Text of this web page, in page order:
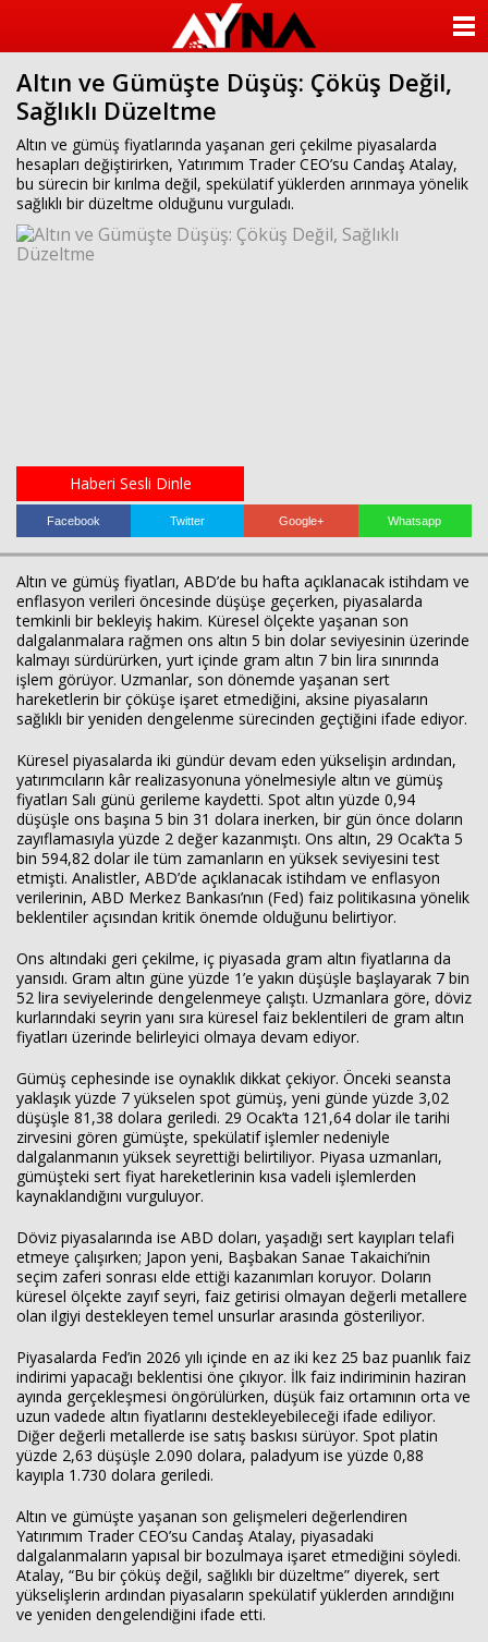
sohbet
cinsel
sohbet
sohbet
mobil
sohbet
islami
sohbetler
Altın ve Gümüşte Düşüş: Çöküş Değil,
Sağlıklı Düzeltme
Altın ve gümüş fiyatlarında yaşanan geri çekilme piyasalarda
hesapları değiştirirken, Yatırımım Trader CEO’su Candaş Atalay,
bu sürecin bir kırılma değil, spekülatif yüklerden arınmaya yönelik
sağlıklı bir düzeltme olduğunu vurguladı.
Haberi Sesli Dinle
Facebook Twitter Google+ Whatsapp
Altın ve gümüş fiyatları, ABD’de bu hafta açıklanacak istihdam ve
enflasyon verileri öncesinde düşüşe geçerken, piyasalarda
temkinli bir bekleyiş hakim. Küresel ölçekte yaşanan son
dalgalanmalara rağmen ons altın 5 bin dolar seviyesinin üzerinde
kalmayı sürdürürken, yurt içinde gram altın 7 bin lira sınırında
işlem görüyor. Uzmanlar, son dönemde yaşanan sert
hareketlerin bir çöküşe işaret etmediğini, aksine piyasaların
sağlıklı bir yeniden dengelenme sürecinden geçtiğini ifade ediyor.
Küresel piyasalarda iki gündür devam eden yükselişin ardından,
yatırımcıların kâr realizasyonuna yönelmesiyle altın ve gümüş
fiyatları Salı günü gerileme kaydetti. Spot altın yüzde 0,94
düşüşle ons başına 5 bin 31 dolara inerken, bir gün önce doların
zayıflamasıyla yüzde 2 değer kazanmıştı. Ons altın, 29 Ocak’ta 5
bin 594,82 dolar ile tüm zamanların en yüksek seviyesini test
etmişti. Analistler, ABD’de açıklanacak istihdam ve enflasyon
verilerinin, ABD Merkez Bankası’nın (Fed) faiz politikasına yönelik
beklentiler açısından kritik önemde olduğunu belirtiyor.
Ons altındaki geri çekilme, iç piyasada gram altın fiyatlarına da
yansıdı. Gram altın güne yüzde 1’e yakın düşüşle başlayarak 7 bin
52 lira seviyelerinde dengelenmeye çalıştı. Uzmanlara göre, döviz
kurlarındaki seyrin yanı sıra küresel faiz beklentileri de gram altın
fiyatları üzerinde belirleyici olmaya devam ediyor.
Gümüş cephesinde ise oynaklık dikkat çekiyor. Önceki seansta
yaklaşık yüzde 7 yükselen spot gümüş, yeni günde yüzde 3,02
düşüşle 81,38 dolara geriledi. 29 Ocak’ta 121,64 dolar ile tarihi
zirvesini gören gümüşte, spekülatif işlemler nedeniyle
dalgalanmanın yüksek seyrettiği belirtiliyor. Piyasa uzmanları,
gümüşteki sert fiyat hareketlerinin kısa vadeli işlemlerden
kaynaklandığını vurguluyor.
Döviz piyasalarında ise ABD doları, yaşadığı sert kayıpları telafi
etmeye çalışırken; Japon yeni, Başbakan Sanae Takaichi’nin
seçim zaferi sonrası elde ettiği kazanımları koruyor. Doların
küresel ölçekte zayıf seyri, faiz getirisi olmayan değerli metallere
olan ilgiyi destekleyen temel unsurlar arasında gösteriliyor.
Piyasalarda Fed’in 2026 yılı içinde en az iki kez 25 baz puanlık faiz
indirimi yapacağı beklentisi öne çıkıyor. İlk faiz indiriminin haziran
ayında gerçekleşmesi öngörülürken, düşük faiz ortamının orta ve
uzun vadede altın fiyatlarını destekleyebileceği ifade ediliyor.
Diğer değerli metallerde ise satış baskısı sürüyor. Spot platin
yüzde 2,63 düşüşle 2.090 dolara, paladyum ise yüzde 0,88
kayıpla 1.730 dolara geriledi.
Altın ve gümüşte yaşanan son gelişmeleri değerlendiren
Yatırımım Trader CEO’su Candaş Atalay, piyasadaki
dalgalanmaların yapısal bir bozulmaya işaret etmediğini söyledi.
Atalay, “Bu bir çöküş değil, sağlıklı bir düzeltme” diyerek, sert
yükselişlerin ardından piyasaların spekülatif yüklerden arındığını
ve yeniden dengelendiğini ifade etti.
KATEGORİLER
ANKETLER
FOTO GALERİ
Haberin Doğru Adresi.